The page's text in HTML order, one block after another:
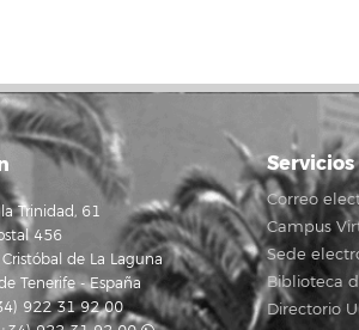
Trinidad, 61
456
de La Laguna
Tenerife - España
922 31 92 00
Correo
Campus
Sede
Biblioteca
Directorio